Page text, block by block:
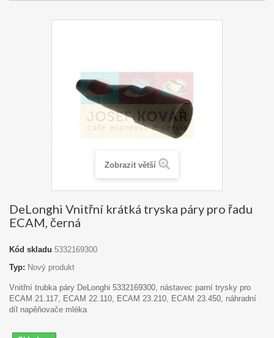
Zobrazit větší
DeLonghi Vnitřní krátká tryska páry pro řadu
ECAM, černá
Kód skladu 5332169300
Typ: Nový produkt
Vnitřní trubka páry DeLonghi 5332169300, nástavec parní trysky pro
ECAM 21.117, ECAM 22.110, ECAM 23.210, ECAM 23.450, náhradní
díl napěňovače mléka